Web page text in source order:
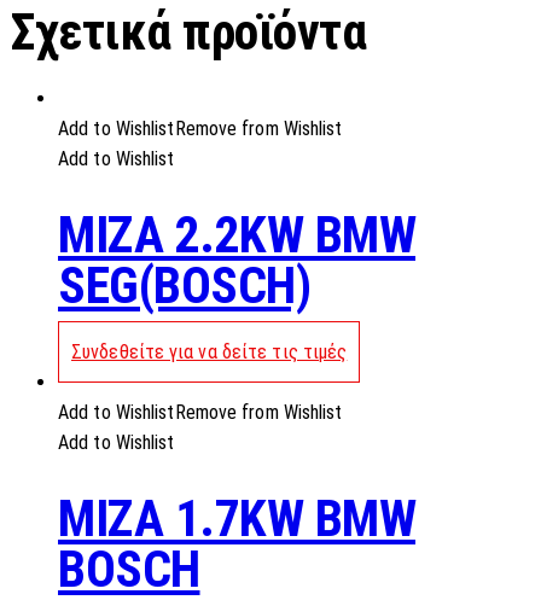
Σχετικά προϊόντα
Add to Wishlist Remove from Wishlist
Add to Wishlist
MIZA 2.2KW BMW
SEG(BOSCH)
Συνδεθείτε για να δείτε τις τιμές
Add to Wishlist Remove from Wishlist
Add to Wishlist
MIZA 1.7KW BMW
BOSCH